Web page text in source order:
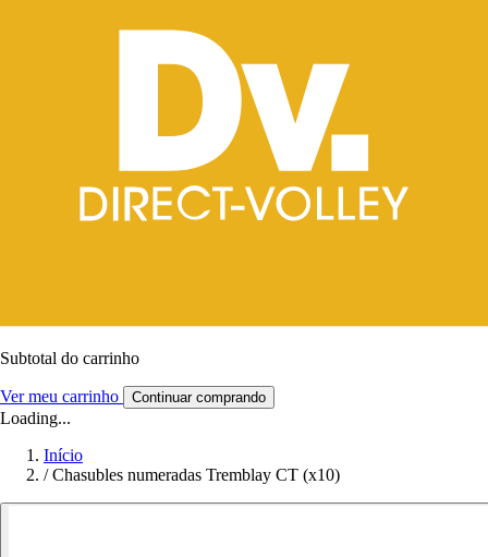
Subtotal do carrinho
Ver meu carrinho Continuar comprando
Loading...
Início
/ Chasubles numeradas Tremblay CT (x10)